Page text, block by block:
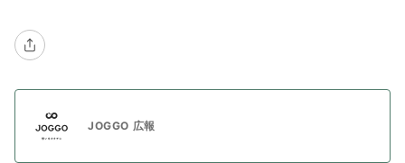
JOGGO 広報